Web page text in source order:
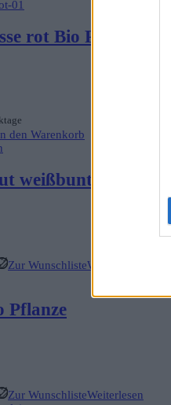
rot Bio Pflanze
den Warenkorb
weißbunt Pflanze
Zur WunschlisteWeiterlesen
Pflanze
Zur WunschlisteWeiterlesen